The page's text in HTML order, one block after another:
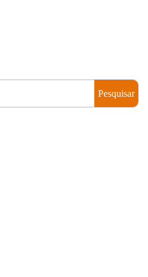
Pesquisar